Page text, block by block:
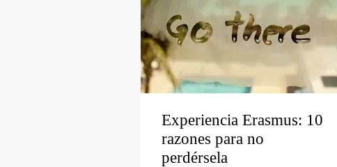
Experiencia Erasmus: 10
razones para no
perdérsela